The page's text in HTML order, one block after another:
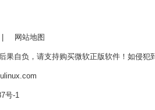
网站地图
自负，请支持购买微软正版软件！如侵犯
号-1